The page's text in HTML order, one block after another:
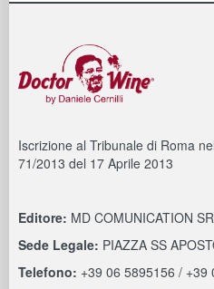
Iscrizione al Tribunale di Roma
71/2013 del 17 Aprile 2013
Editore: MD COMUNICATION
Sede Legale: PIAZZA SS
Telefono: +39 06 5895156 / +39